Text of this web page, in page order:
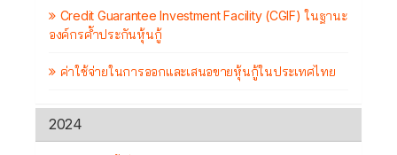
Credit Guarantee Investment Facility (CGIF) ในฐานะ
องค์กรค้ำประกันหุ้นกู้
ค่าใช้จ่ายในการออกและเสนอขายหุ้นกู้ในประเทศไทย
2024